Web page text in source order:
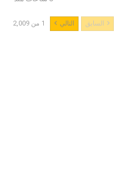
السابق التالي 1 من 2,009